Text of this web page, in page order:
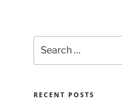
for:
RECENT POSTS